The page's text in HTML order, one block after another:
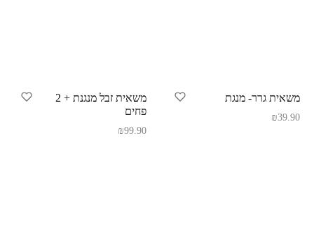
משאית גרר- מנגת
₪39.90
משאית זבל מנגנת + 2
פחים
₪99.90